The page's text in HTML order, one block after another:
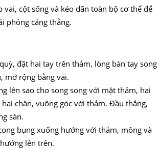
vai, cột sống và kéo dãn toàn bộ cơ thể để
phóng căng thẳng.
đặt hai tay trên thảm, lòng bàn tay song
mở rộng bằng vai.
lên sao cho song song với mặt thảm, hai
chân, vuông góc với thảm. Đầu thẳng,
sàn.
bụng xuống hướng với thảm, mông và
lên trên.